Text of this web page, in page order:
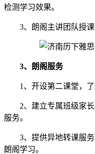
检测学习效果。
3、朗阁主讲团队授课
3、朗阁服务
1、开设第二课堂，了
2、建立专属班级家长
服务。
3、提供异地转课服务
朗阁学习。